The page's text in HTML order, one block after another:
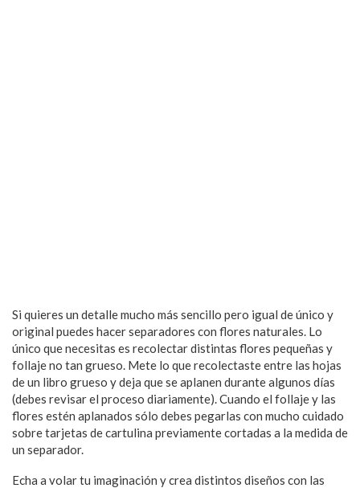
Si quieres un detalle mucho más sencillo pero igual de único y
original puedes hacer separadores con flores naturales. Lo
único que necesitas es recolectar distintas flores pequeñas y
follaje no tan grueso. Mete lo que recolectaste entre las hojas
de un libro grueso y deja que se aplanen durante algunos días
(debes revisar el proceso diariamente). Cuando el follaje y las
flores estén aplanados sólo debes pegarlas con mucho cuidado
sobre tarjetas de cartulina previamente cortadas a la medida de
un separador.
Echa a volar tu imaginación y crea distintos diseños con las